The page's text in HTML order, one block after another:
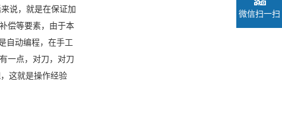
说，就是在保证加
偿等要素，由于本
自动编程，在手工
一点，对刀，对刀
这就是操作经验
微信扫一扫